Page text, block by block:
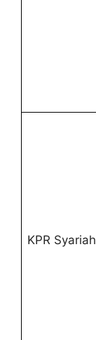
KPR Syariah